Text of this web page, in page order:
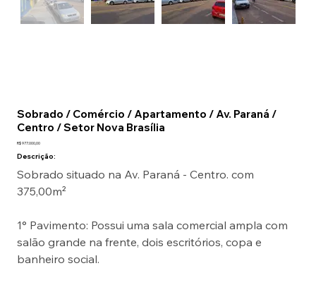
Sobrado / Comércio / Apartamento / Av. Paraná /
Centro / Setor Nova Brasília
R$ 977.000,00
Descrição:
Sobrado situado na Av. Paraná - Centro. com
375,00m²
1° Pavimento: Possui uma sala comercial ampla com
salão grande na frente, dois escritórios, copa e
banheiro social.